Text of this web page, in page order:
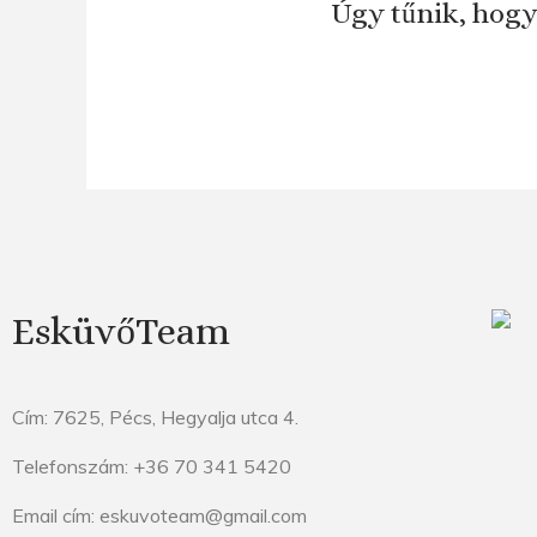
Úgy tűnik,
EsküvőTeam
Cím: 7625, Pécs, Hegyalja utca 4.
Telefonszám: +36 70 341 5420
Email cím: eskuvoteam@gmail.com